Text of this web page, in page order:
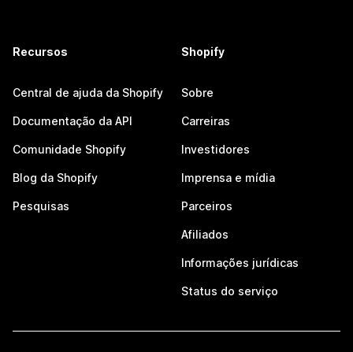
Recursos
Central de ajuda da Shopify
Documentação da API
Comunidade Shopify
Blog da Shopify
Pesquisas
Shopify
Sobre
Carreiras
Investidores
Imprensa e mídia
Parceiros
Afiliados
Informações jurídicas
Status do serviço